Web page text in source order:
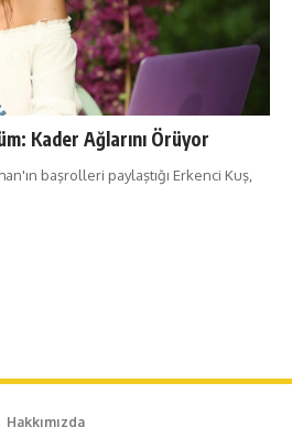
Kader Ağlarını Örüyor
başrolleri paylaştığı Erkenci Kuş,
Hakkımızda